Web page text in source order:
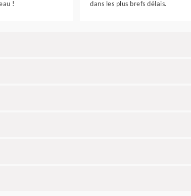
!
dans les plus brefs délais.